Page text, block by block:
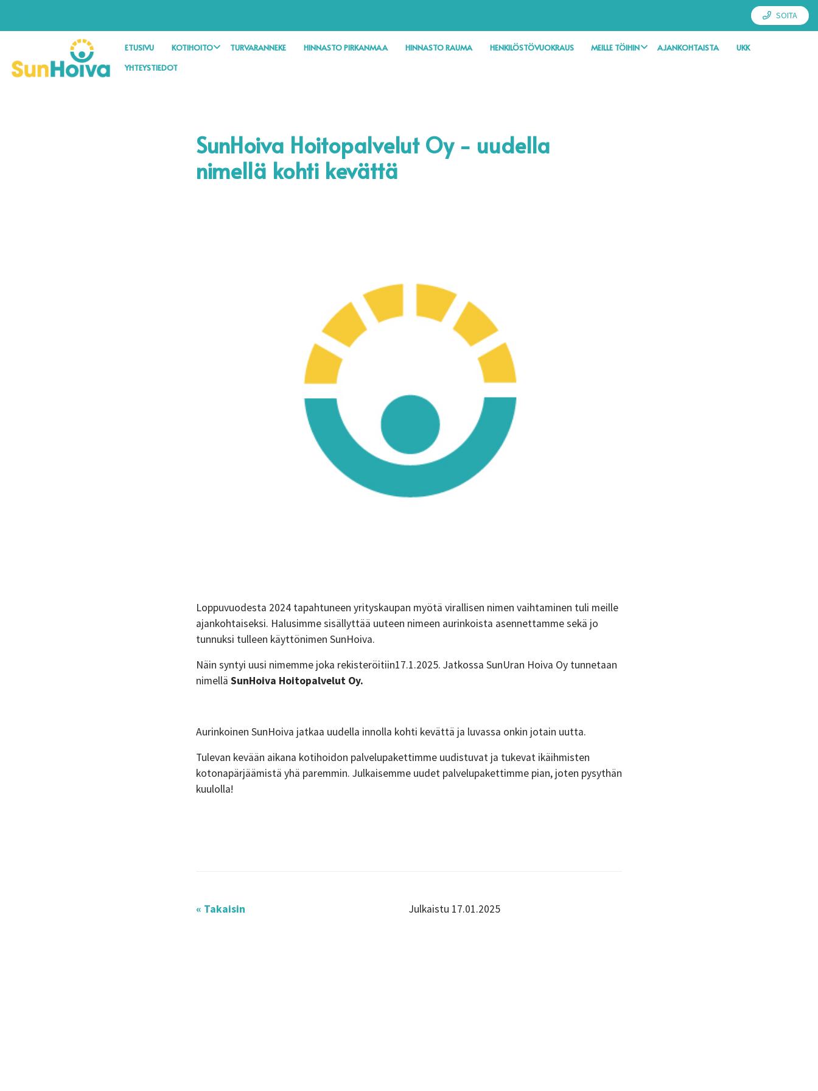
SOITA
ETUSIVU KOTIHOITO TURVARANNEKE HINNASTO PIRKANMAA HINNASTO RAUMA HENKILÖSTÖVUOKRAUS MEILLE TÖIHIN AJANKOHTAISTA
UKK
YHTEYSTIEDOT
SunHoiva Hoitopalvelut Oy - uudella
nimellä kohti kevättä
Loppuvuodesta 2024 tapahtuneen yrityskaupan myötä virallisen nimen vaihtaminen tuli meille
ajankohtaiseksi. Halusimme sisällyttää uuteen nimeen aurinkoista asennettamme sekä jo
tunnuksi tulleen käyttönimen SunHoiva.
Näin syntyi uusi nimemme joka rekisteröitiin17.1.2025. Jatkossa SunUran Hoiva Oy tunnetaan
nimellä SunHoiva Hoitopalvelut Oy.
Aurinkoinen SunHoiva jatkaa uudella innolla kohti kevättä ja luvassa onkin jotain uutta.
Tulevan kevään aikana kotihoidon palvelupakettimme uudistuvat ja tukevat ikäihmisten
kotonapärjäämistä yhä paremmin. Julkaisemme uudet palvelupakettimme pian, joten pysythän
kuulolla!
« Takaisin Julkaistu 17.01.2025